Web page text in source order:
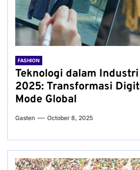
FASHION
Teknologi dalam Industri
2025: Transformasi
Mode Global
Gasten October 8, 2025